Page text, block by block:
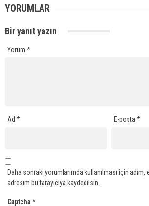
YORUMLAR
Bir yanıt yazın
Yorum *
Ad * E-posta*
Daha sonraki yorumlarımda kullanılması için
adresim bu tarayıcıya kaydedilsin.
Captcha *